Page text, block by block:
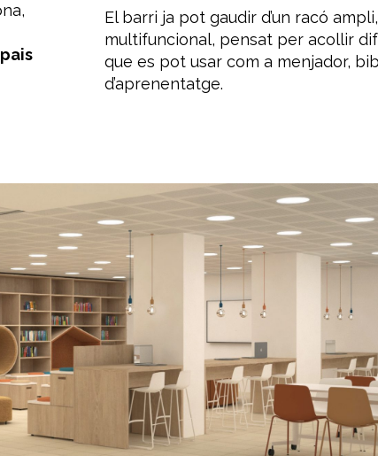
El barri ja pot gaudir d’un racó
multifuncional, pensat per acollir
que es pot usar com a menjador,
d’aprenentatge.